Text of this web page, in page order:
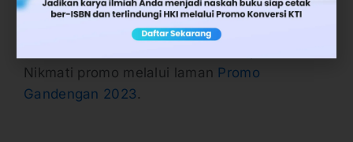
yang berhak mengikuti promo. Jadi, jangan
lewatkan promo satu ini untuk diskon dan
Nikmati promo melalui laman Promo
Gandengan 2023 .